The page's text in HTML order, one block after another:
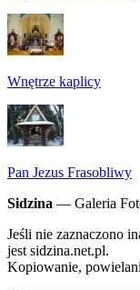
Wnętrze kaplicy
Pan Jezus Frasobliwy
Sidzina — Galeria
Jeśli nie zaznaczono
jest sidzina.net.pl.
Kopiowanie,